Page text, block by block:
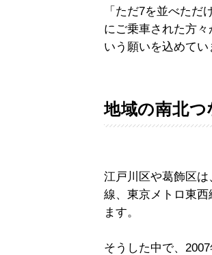
「ただ7を並べた
にご乗車された方
いう願いを込めてい
地域の南北つ
江戸川区や葛飾区
線、東京メトロ東
ます。
そうした中で、